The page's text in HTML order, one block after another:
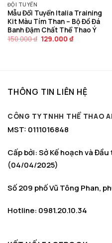
ĐỘI TUYỂN
Mẫu Đổi Tuyển Italia Training
Kit Màu Tím Than – Bộ Đồ Đá
Banh Đậm Chất Thể Thao Ý
150.000₫ Giá
129.000 ₫Giá
THÔNG TIN LIÊN HỆ
CÔNG TY TNHH THỂ THAO
MST: 0111016848
Cấp bởi: Sở Kế hoạch và
(04/04/2025)
Số 209 phố Vũ Tông Phan,
Hotline: 0981.20.10.34